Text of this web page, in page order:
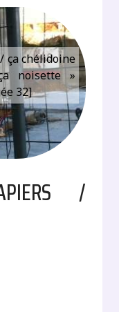
ça chélidoine
noisette »
32]
/